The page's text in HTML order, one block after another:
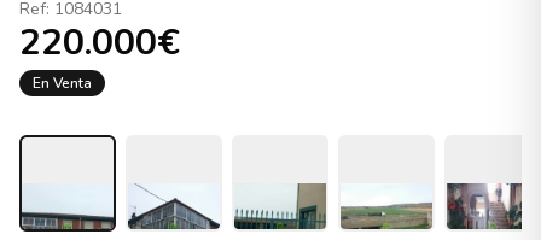
Ref: 1084031
220.000€
En Venta